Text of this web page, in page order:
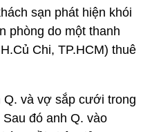
sạn phát hiện khói
phòng do một thanh
Chi, TP.HCM) thuê
Q. và vợ sắp cưới trong
đó anh Q. vào